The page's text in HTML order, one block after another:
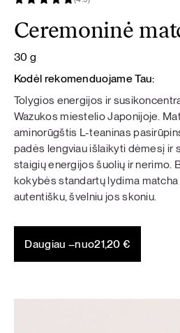
Ceremoninė
30 g
Kodėl rekomenduojame Tau:
Tolygios energijos ir
Wazukos miestelio Japonijoje.
aminorūgštis L-teaninas
padės lengviau išlaikyti dėmesį ir
staigių energijos šuolių ir nerimo.
kokybės standartų lydima
autentišku, švelniu jos skoniu.
Daugiau –nuo21,20€